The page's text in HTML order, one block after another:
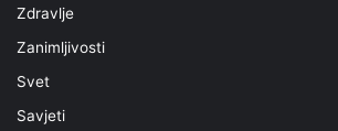
Zdravlje
Zanimljivosti
Svet
Savjeti